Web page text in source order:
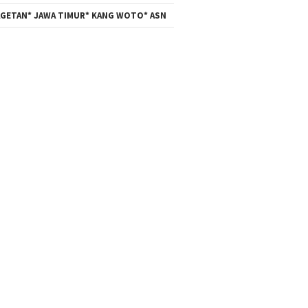
JAWA TIMUR* KANG WOTO* ASN